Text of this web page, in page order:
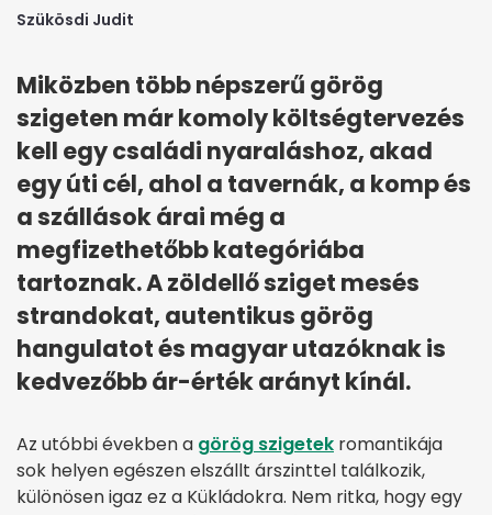
Szükösdi Judit
Miközben több népszerű görög
szigeten már komoly költségtervezés
kell egy családi nyaraláshoz, akad
egy úti cél, ahol a tavernák, a komp és
a szállások árai még a
megfizethetőbb kategóriába
tartoznak. A zöldellő sziget mesés
strandokat, autentikus görög
hangulatot és magyar utazóknak is
kedvezőbb ár-érték arányt kínál.
Az utóbbi években a görög szigetek romantikája
sok helyen egészen elszállt árszinttel találkozik,
különösen igaz ez a Kükládokra. Nem ritka, hogy egy